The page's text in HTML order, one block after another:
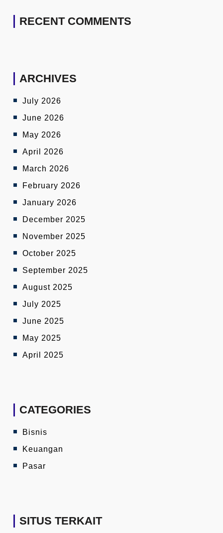
RECENT COMMENTS
ARCHIVES
July 2026
June 2026
May 2026
April 2026
March 2026
February 2026
January 2026
December 2025
November 2025
October 2025
September 2025
August 2025
July 2025
June 2025
May 2025
April 2025
CATEGORIES
Bisnis
Keuangan
Pasar
SITUS TERKAIT